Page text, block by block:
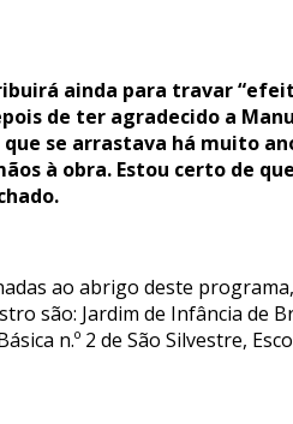
ainda para travar
de ter agradecido a
se arrastava há muito
à obra. Estou certo de
ao abrigo deste
são: Jardim de Infância de
n.º 2 de São Silvestre,